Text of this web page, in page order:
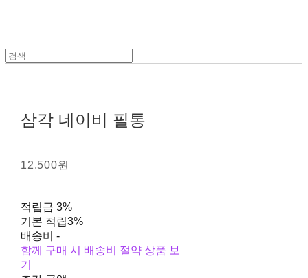
삼각 네이비 필통
12,500원
적립금 3%
기본 적립3%
배송비 -
함께 구매 시 배송비 절약 상품 보
기